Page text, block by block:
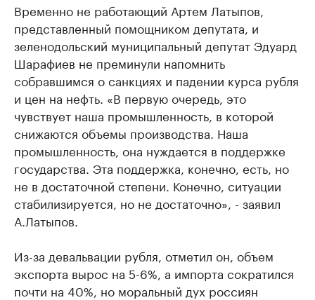
Временно не работающий Артем Латыпов,
представленный помощником депутата, и
зеленодольский муниципальный депутат Эдуард
Шарафиев не преминули напомнить
собравшимся о санкциях и падении курса рубля
и цен на нефть. «В первую очередь, это
чувствует наша промышленность, в которой
снижаются объемы производства. Наша
промышленность, она нуждается в поддержке
государства. Эта поддержка, конечно, есть, но
не в достаточной степени. Конечно, ситуации
стабилизируется, но не достаточно», - заявил
А.Латыпов.
Из-за девальвации рубля, отметил он, объем
экспорта вырос на 5-6%, а импорта сократился
почти на 40%, но моральный дух россиян